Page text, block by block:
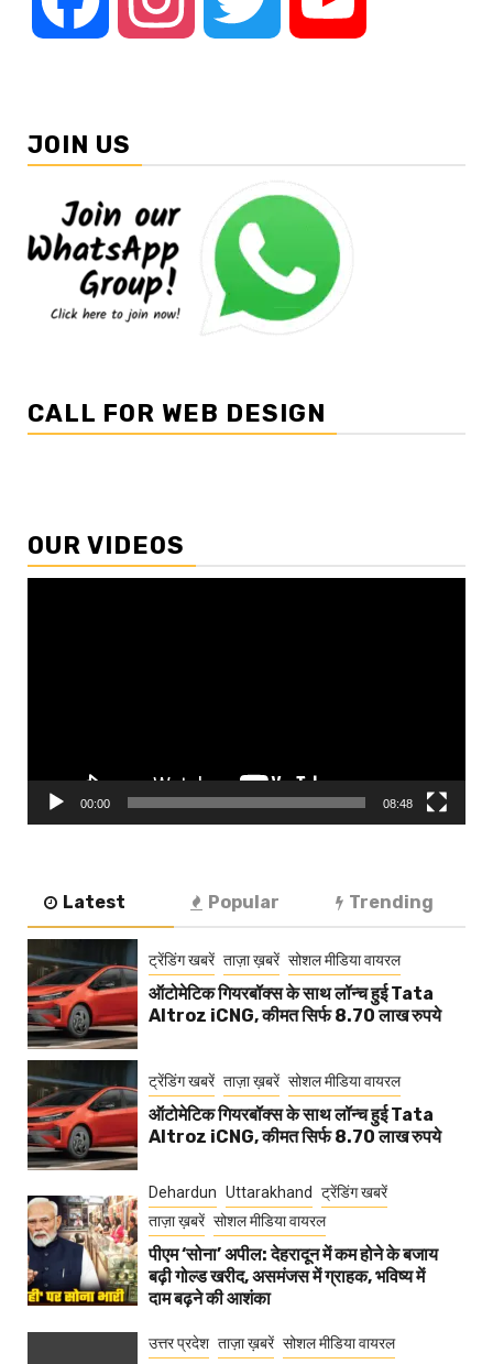
JOIN US
CALL FOR WEB DESIGN
OUR VIDEOS
00:00 08:48
Latest Popular Trending
ट्रेंडिंग खबरें ताज़ा ख़बरें सोशल मीडिया वायरल
ऑटोमेटिक गियरबॉक्स के साथ लॉन्च हुई Tata
Altroz iCNG, कीमत सिर्फ 8.70 लाख रुपये
ट्रेंडिंग खबरें ताज़ा ख़बरें सोशल मीडिया वायरल
ऑटोमेटिक गियरबॉक्स के साथ लॉन्च हुई Tata
Altroz iCNG, कीमत सिर्फ 8.70 लाख रुपये
Dehardun Uttarakhand
ट्रेंडिंग खबरें
ताज़ा ख़बरें सोशल मीडिया वायरल
पीएम ‘सोना’ अपील: देहरादून में कम होने के बजाय
बढ़ी गोल्ड खरीद, असमंजस में ग्राहक, भविष्य में
दाम बढ़ने की आशंका
उत्तर प्रदेश ताज़ा ख़बरें सोशल मीडिया वायरल